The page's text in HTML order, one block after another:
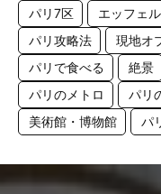
パリ7区
エッフェ
パリ攻略法
現地オ
パリで食べる
絶景
パリのメトロ
パリ
美術館・博物館
パ